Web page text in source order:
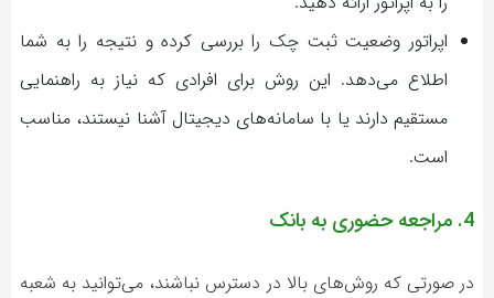
اپراتور وضعیت ثبت چک را بررسی کرده و نتیجه را به شما
اطلاع می‌دهد. این روش برای افرادی که نیاز به راهنمایی
مستقیم دارند یا با سامانه‌های دیجیتال آشنا نیستند، مناسب
است.
4. مراجعه حضوری به بانک
در صورتی که روش‌های بالا در دسترس نباشند، می‌توانید به شعبه